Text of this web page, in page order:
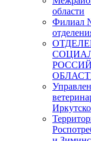
области
Филиал